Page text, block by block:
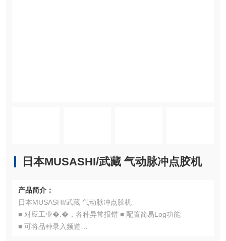
日本MUSASHI/武藏 气动脉冲点胶机
产品简介：
日本MUSASHI/武藏 气动脉冲点胶机
■ 对应工业�.�，各种异常报错 ■ 配置简易Log功能
■ 可将品种录入频道